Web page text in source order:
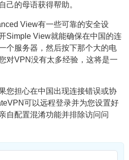
己的母语获得帮助。
View有一些可靠的安全设
Simple View就能确保在中国的连
个服务器，然后按下那个大的电
对VPN没有太多经验，这将是一
您担心在中国出现连接错误或协
可以远程登录并为您设置好
自配置混淆功能并排除访问问